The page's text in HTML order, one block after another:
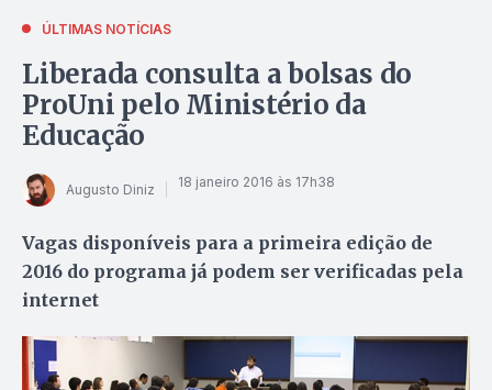
ÚLTIMAS NOTÍCIAS
Liberada consulta a bolsas do
ProUni pelo Ministério da
Educação
Augusto Diniz 18 janeiro 2016 às 17h38
Vagas disponíveis para a primeira edição de
2016 do programa já podem ser verificadas pela
internet